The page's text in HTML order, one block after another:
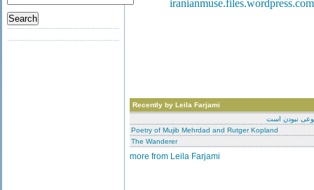
Recently by Leila Farjami
نبودن است
Poetry of Mujib Mehrdad and Rutger Kopland
The Wanderer
more from Leila Farjami